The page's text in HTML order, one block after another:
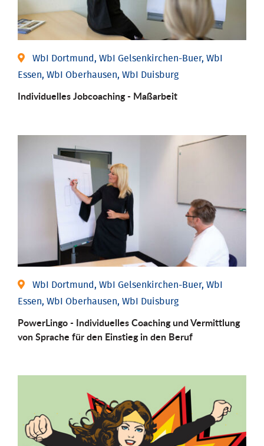
WbI Dortmund, WbI Gelsenkirchen-Buer, WbI
Essen, WbI Oberhausen, WbI Duisburg
Individu­elles Job­coaching - Maßarbeit
WbI Dortmund, WbI Gelsenkirchen-Buer, WbI
Essen, WbI Oberhausen, WbI Duisburg
PowerLingo - Individuelles Coaching und Vermittlung
von Sprache für den Einstieg in den Beruf